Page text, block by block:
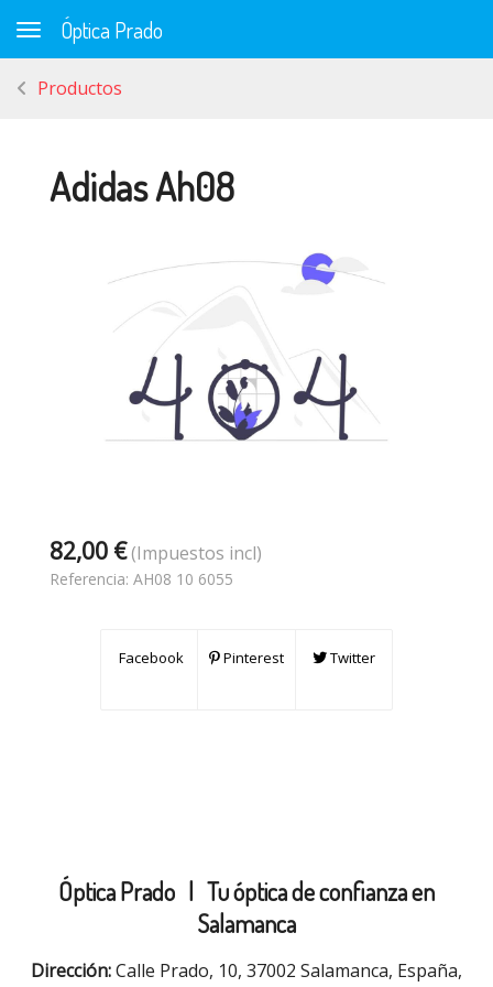
Toggle navigation
Óptica Prado
Productos
Adidas Ah08
82,00 €(Impuestos incl)
Referencia: AH08 10 6055
Facebook Pinterest Twitter
Óptica Prado | Tu óptica de confianza en
Salamanca
Dirección:Calle Prado, 10, 37002 Salamanca, España,